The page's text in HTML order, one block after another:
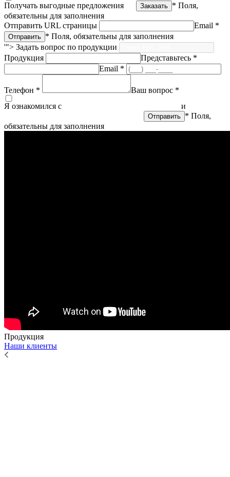
Получать выгодные предложения
* Поля,
обязательны для заполнения
Отправить URL страницы
Email *
* Поля, обязательны для заполнения
'"> Задать вопрос по продукции
Продукция
Представьтесь *
Email *
Телефон *
Ваш вопрос *
Я ознакомился с
и
* Поля,
обязательны для заполнения
Продукция
Наши клиенты